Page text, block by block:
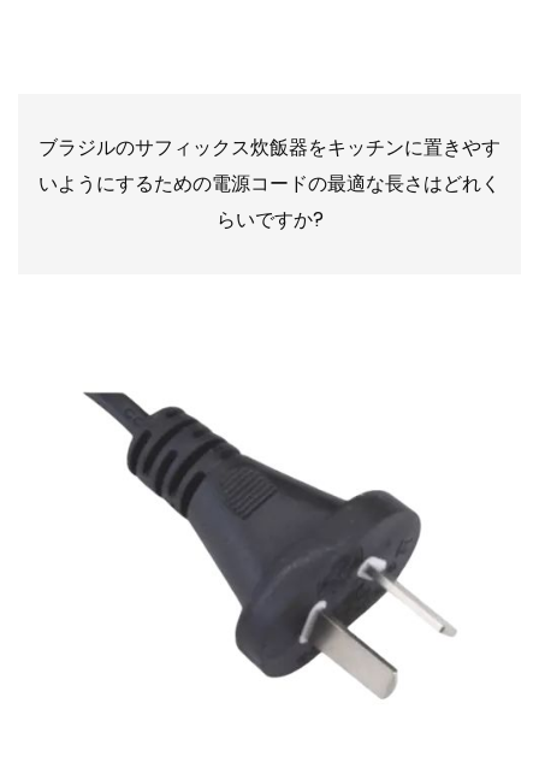
ブラジルのサフィックス炊飯器をキッチンに置きやす
いようにするための電源コードの最適な長さはどれく
らいですか?